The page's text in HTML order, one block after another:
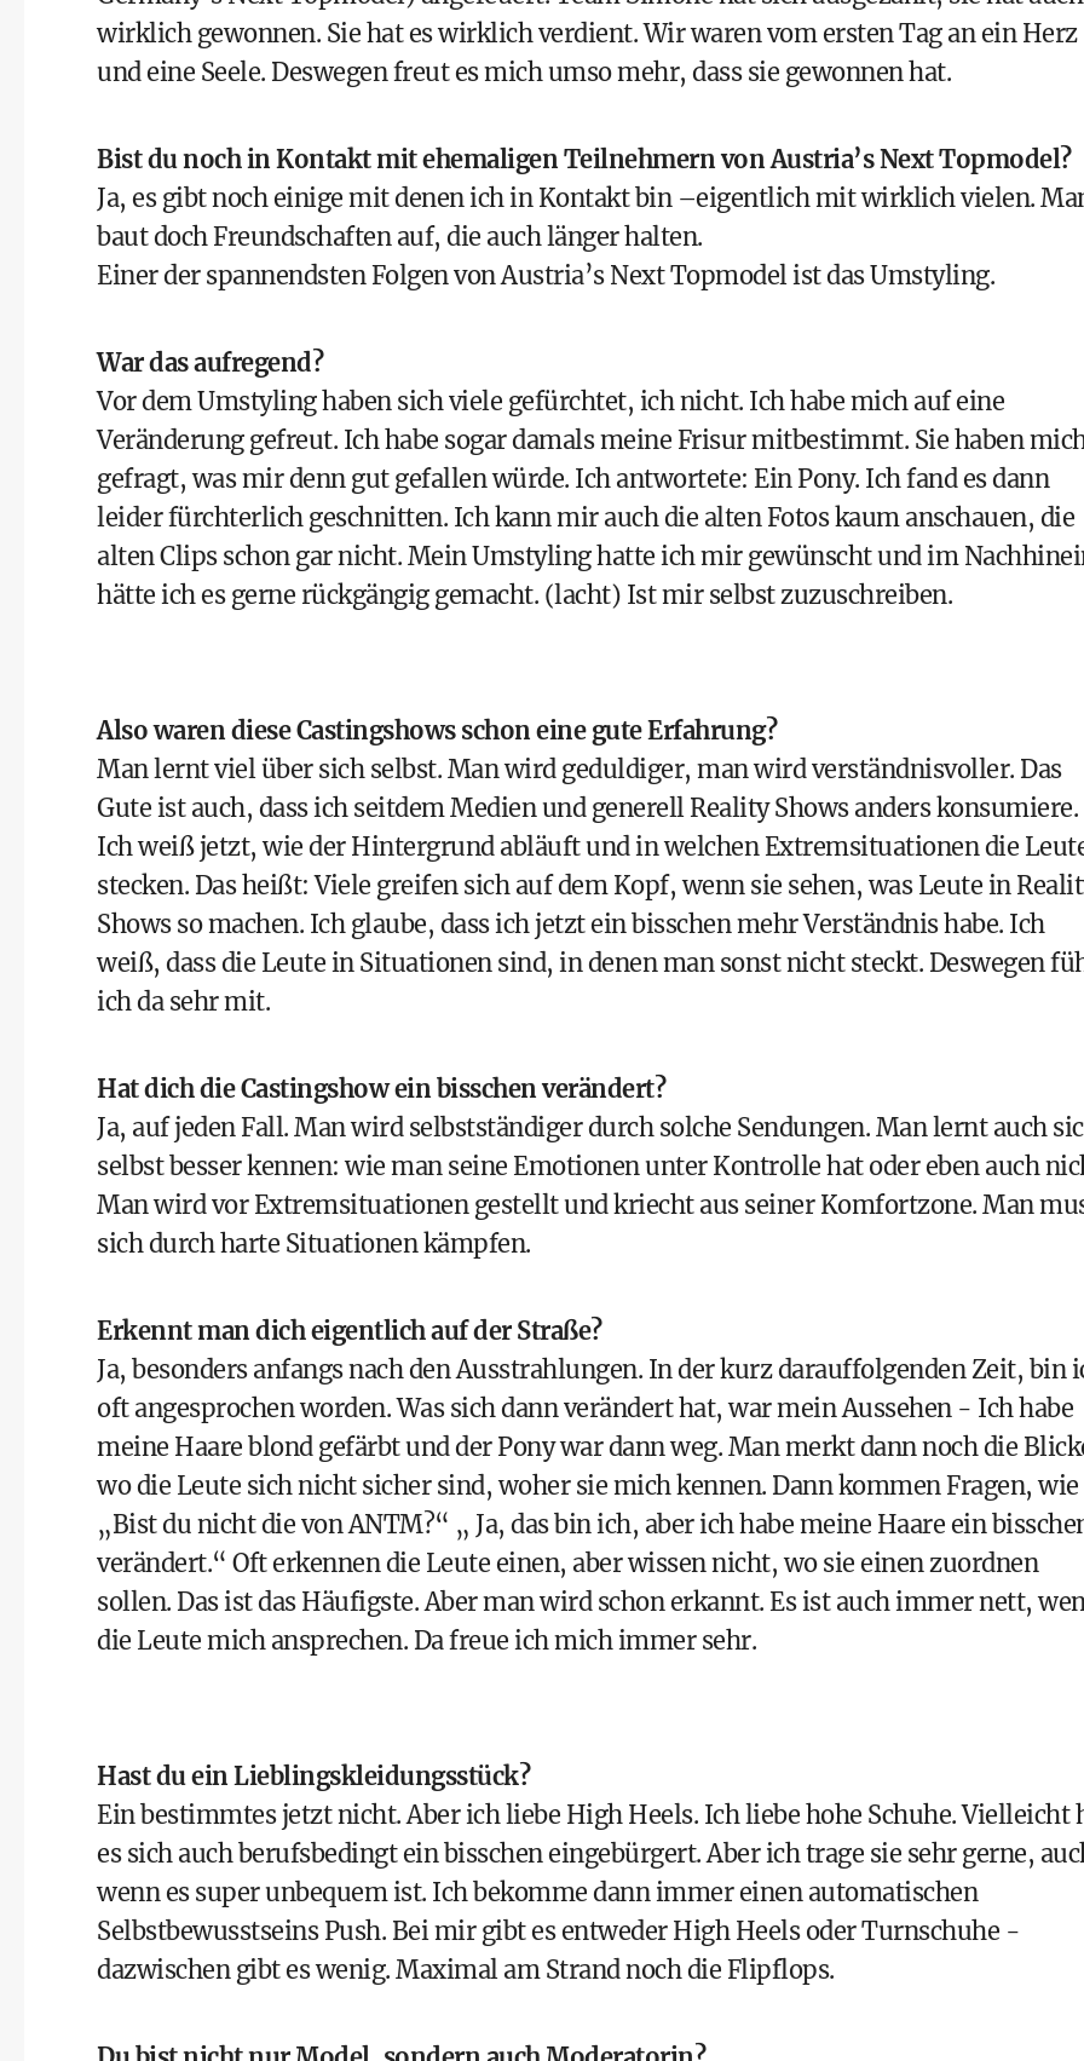
wirklich gewonnen. Sie hat es wirklich verdient. Wir waren vom ersten Tag an ein Herz
und eine Seele. Deswegen freut es mich umso mehr, dass sie gewonnen hat.
Bist du noch in Kontakt mit ehemaligen Teilnehmern von Austria’s Next Topmodel?
Ja, es gibt noch einige mit denen ich in Kontakt bin –eigentlich mit wirklich vielen.
baut doch Freundschaften auf, die auch länger halten.
Einer der spannendsten Folgen von Austria’s Next Topmodel ist das Umstyling.
War das aufregend?
Vor dem Umstyling haben sich viele gefürchtet, ich nicht. Ich habe mich auf eine
Veränderung gefreut. Ich habe sogar damals meine Frisur mitbestimmt. Sie haben
gefragt, was mir denn gut gefallen würde. Ich antwortete: Ein Pony. Ich fand es dann
leider fürchterlich geschnitten. Ich kann mir auch die alten Fotos kaum anschauen, die
alten Clips schon gar nicht. Mein Umstyling hatte ich mir gewünscht und im
hätte ich es gerne rückgängig gemacht. (lacht) Ist mir selbst zuzuschreiben.
Also waren diese Castingshows schon eine gute Erfahrung?
Man lernt viel über sich selbst. Man wird geduldiger, man wird verständnisvoller. Das
Gute ist auch, dass ich seitdem Medien und generell Reality Shows anders konsumiere.
Ich weiß jetzt, wie der Hintergrund abläuft und in welchen Extremsituationen die
stecken. Das heißt: Viele greifen sich auf dem Kopf, wenn sie sehen, was Leute in
Shows so machen. Ich glaube, dass ich jetzt ein bisschen mehr Verständnis habe. Ich
weiß, dass die Leute in Situationen sind, in denen man sonst nicht steckt. Deswegen
ich da sehr mit.
Hat dich die Castingshow ein bisschen verändert?
Ja, auf jeden Fall. Man wird selbstständiger durch solche Sendungen. Man lernt auch
selbst besser kennen: wie man seine Emotionen unter Kontrolle hat oder eben auch
Man wird vor Extremsituationen gestellt und kriecht aus seiner Komfortzone. Man
sich durch harte Situationen kämpfen.
Erkennt man dich eigentlich auf der Straße?
Ja, besonders anfangs nach den Ausstrahlungen. In der kurz darauffolgenden Zeit, bin
oft angesprochen worden. Was sich dann verändert hat, war mein Aussehen - Ich habe
meine Haare blond gefärbt und der Pony war dann weg. Man merkt dann noch die
wo die Leute sich nicht sicher sind, woher sie mich kennen. Dann kommen Fragen, wie
„Bist du nicht die von ANTM?“ „ Ja, das bin ich, aber ich habe meine Haare ein
verändert.“ Oft erkennen die Leute einen, aber wissen nicht, wo sie einen zuordnen
sollen. Das ist das Häufigste. Aber man wird schon erkannt. Es ist auch immer nett,
die Leute mich ansprechen. Da freue ich mich immer sehr.
Hast du ein Lieblingskleidungsstück?
Ein bestimmtes jetzt nicht. Aber ich liebe High Heels. Ich liebe hohe Schuhe. Vielleicht
es sich auch berufsbedingt ein bisschen eingebürgert. Aber ich trage sie sehr gerne,
wenn es super unbequem ist. Ich bekomme dann immer einen automatischen
Selbstbewusstseins Push. Bei mir gibt es entweder High Heels oder Turnschuhe -
dazwischen gibt es wenig. Maximal am Strand noch die Flipflops.